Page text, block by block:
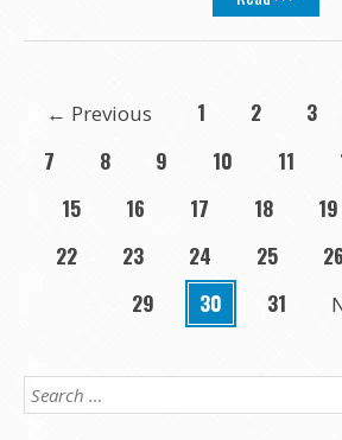
← Previous 1 2 3
7
8 9 10 11
15
16 17 18 19
22
23 24 25 26
29
30 31